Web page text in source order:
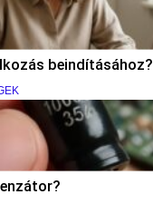
beindításához?